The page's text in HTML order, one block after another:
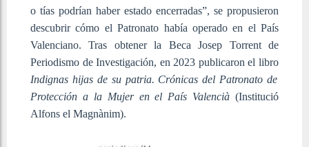
o tías podrían haber estado encerradas”, se propusieron
descubrir cómo el Patronato había operado en el País
Valenciano. Tras obtener la Beca Josep Torrent de
Periodismo de Investigación, en 2023 publicaron el libro
Indignas hijas de su patria. Crónicas del Patronato de
Protección a la Mujer en el País Valencià (Institució
Alfons el Magnànim).